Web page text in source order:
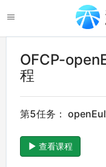
OFCP-
程
第5任务：
查看课程